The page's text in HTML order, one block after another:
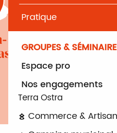
Pratique
GROUPES &
Espace pro
Nos engagements
Terra Ostra
Commerce &